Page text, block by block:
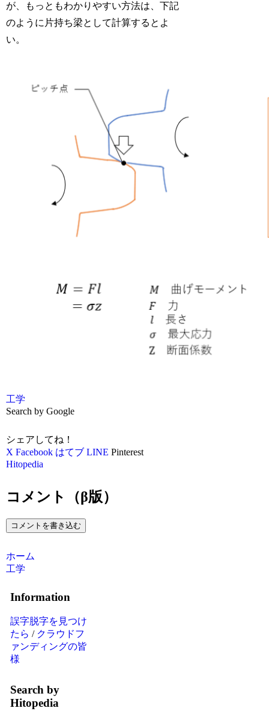
が、もっともわかりやすい方法は、下記
のように片持ち梁として計算するとよ
い。
工学
Search by Google
シェアしてね！
X Facebook はてブ LINE Pinterest
Hitopedia
コメント（β版）
コメントを書き込む
ホーム
工学
Information
誤字脱字を見つけ
たら / クラウドフ
ァンディングの皆
様
Search by
Hitopedia